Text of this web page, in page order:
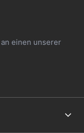
einen unserer